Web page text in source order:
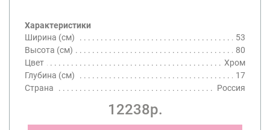
Характеристики
Ширина (см)
53
Высота (см)
80
Цвет
Хром
Глубина (см)
17
Страна
Россия
12238р.